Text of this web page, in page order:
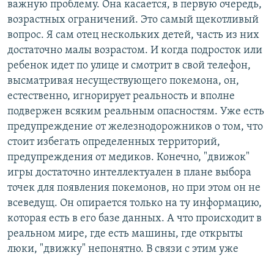
важную проблему. Она касается, в первую очередь,
возрастных ограничений. Это самый щекотливый
вопрос. Я сам отец нескольких детей, часть из них
достаточно малы возрастом. И когда подросток или
ребенок идет по улице и смотрит в свой телефон,
высматривая несуществующего покемона, он,
естественно, игнорирует реальность и вполне
подвержен всяким реальным опасностям. Уже есть
предупреждение от железнодорожников о том, что
стоит избегать определенных территорий,
предупреждения от медиков. Конечно, "движок"
игры достаточно интеллектуален в плане выбора
точек для появления покемонов, но при этом он не
всеведущ. Он опирается только на ту информацию,
которая есть в его базе данных. А что происходит в
реальном мире, где есть машины, где открыты
люки, "движку" непонятно. В связи с этим уже